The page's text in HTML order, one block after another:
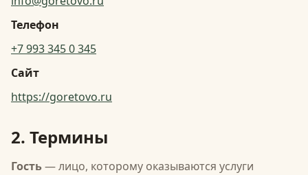
Телефон
+7 993 345 0 345
Сайт
https://goretovo.ru
2. Термины
Гость— лицо, которому оказываются услуги